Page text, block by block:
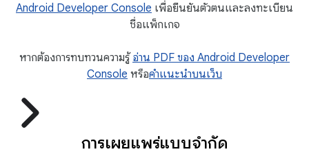
Android Developer Console เพื่อยืนยันตัวตนและลงทะเบียน
ชื่อแพ็กเกจ
หากต้องการทบทวนความรู้อ่าน PDF ของ Android Developer
Console หรือคำแนะนำบนเว็บ
การเผยแพร่แบบจํากัด